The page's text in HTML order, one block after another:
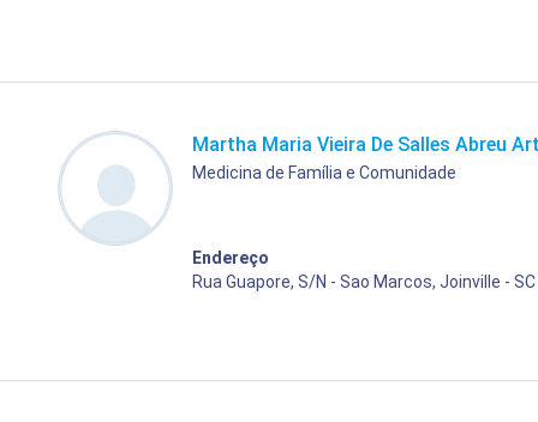
Martha Maria Vieira De Salles Abreu
Medicina de Família e Comunidade
Endereço
Rua Guapore, S/N - Sao Marcos, Joinville - SC